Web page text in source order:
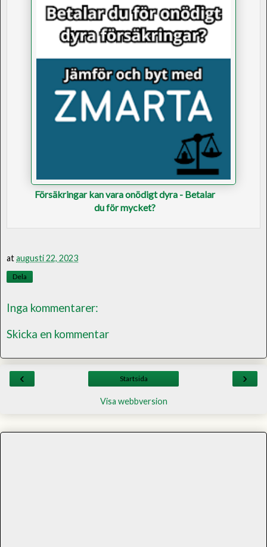
Försäkringar kan vara onödigt dyra - Betalar
du för mycket?
ataugusti 22, 2023
Dela
Inga kommentarer:
Skicka en kommentar
‹ ›
Startsida
Visa webbversion